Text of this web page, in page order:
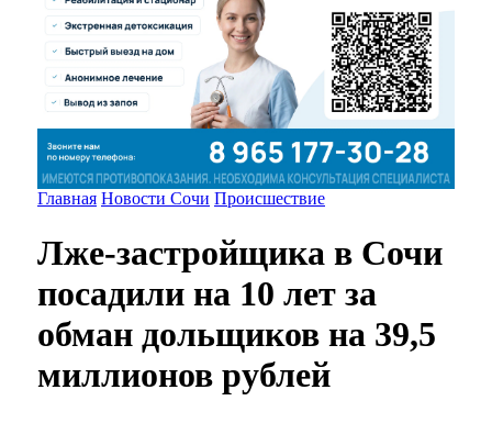
Главная Новости Сочи Происшествие
Лже-застройщика в Сочи
посадили на 10 лет за
обман дольщиков на 39,5
миллионов рублей